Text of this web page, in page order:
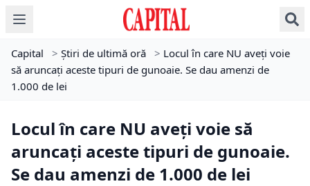
Capital > Știri de ultimă oră > Locul în care NU aveți voie
să aruncați aceste tipuri de gunoaie. Se dau amenzi de
1.000 de lei
Locul în care NU aveți voie să
aruncați aceste tipuri de gunoaie.
Se dau amenzi de 1.000 de lei